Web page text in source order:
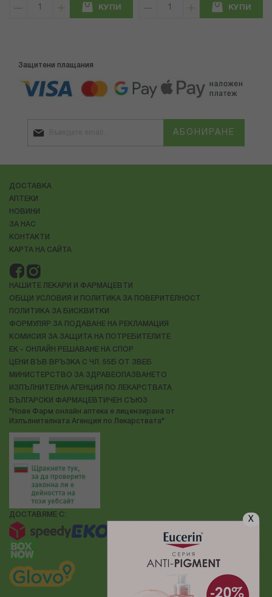
X
КУПИ КУПИ
Защитени плащания
АБОНИРАНЕ
ДОСТАВКА
АПТЕКИ
НОВИНИ
ЗА НАС
КОНТАКТИ
КАРТА НА САЙТА
НАШИТЕ ЛЕКАРИ И ФАРМАЦЕВТИ
ОБЩИ УСЛОВИЯ И ПОЛИТИКА ЗА ПОВЕРИТЕЛНОСТ
ПОЛИТИКА ЗА БИСКВИТКИ
ФОРМУЛЯР ЗА ПОДАВАНЕ НА РЕКЛАМАЦИЯ
КОМИСИЯ ЗА ЗАЩИТА НА ПОТРЕБИТЕЛИТЕ
ЕК - ОНЛАЙН РЕШАВАНЕ НА СПОР
ЦЕНИ ВЪВ ВРЪЗКА С ЧЛ. 55Б ОТ ЗВЕБ
МИНИСТЕРСТВО ЗА ЗДРАВЕОПАЗВАНЕТО
ИЗПЪЛНИТЕЛНА АГЕНЦИЯ ПО ЛЕКАРСТВАТА
БЪЛГАРСКИ ФАРМАЦЕВТИЧЕН СЪЮЗ
"Нове Фарм онлайн аптека е лицензирана от
Изпълнителната Агенция по Лекарствата"
ДОСТАВЯМЕ С: